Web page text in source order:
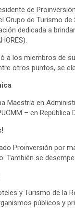
de
Grupo de Turismo
dedicada a
a los miembros de
otros puntos, se
Maestría en
– en República
Proinversión por
También se
y Turismo de la
públicos y